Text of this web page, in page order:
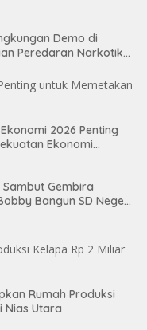
Demo di
Peredaran Narkotika
2026 Penting
Ekonomi
Gembira
Bangun SD Negeri
Rumah Produksi
Nias Utara